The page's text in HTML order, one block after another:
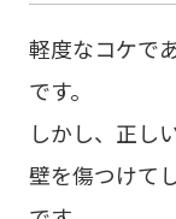
軽度なコケで
です。
しかし、正し
壁を傷つけて